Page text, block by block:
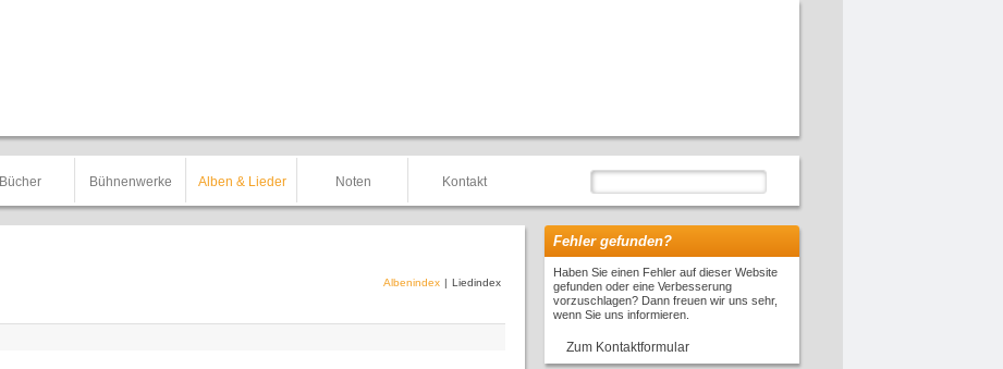
Bücher Bühnenwerke Alben & Lieder Noten Kontakt
Albenindex | Liedindex
Fehler gefunden?
Haben Sie einen Fehler auf dieser Website
gefunden oder eine Verbesserung
vorzuschlagen? Dann freuen wir uns sehr,
wenn Sie uns informieren.
Zum Kontaktformular